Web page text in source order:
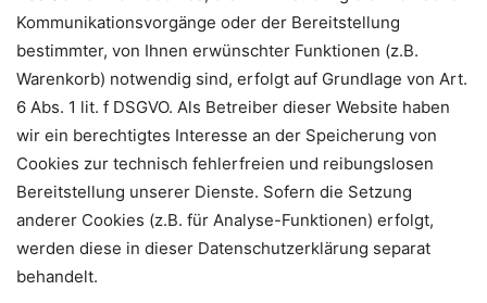
Kommunikationsvorgänge oder der Bereitstellung
bestimmter, von Ihnen erwünschter Funktionen (z.B.
Warenkorb) notwendig sind, erfolgt auf Grundlage von Art.
6 Abs. 1 lit. f DSGVO. Als Betreiber dieser Website haben
wir ein berechtigtes Interesse an der Speicherung von
Cookies zur technisch fehlerfreien und reibungslosen
Bereitstellung unserer Dienste. Sofern die Setzung
anderer Cookies (z.B. für Analyse-Funktionen) erfolgt,
werden diese in dieser Datenschutzerklärung separat
behandelt.